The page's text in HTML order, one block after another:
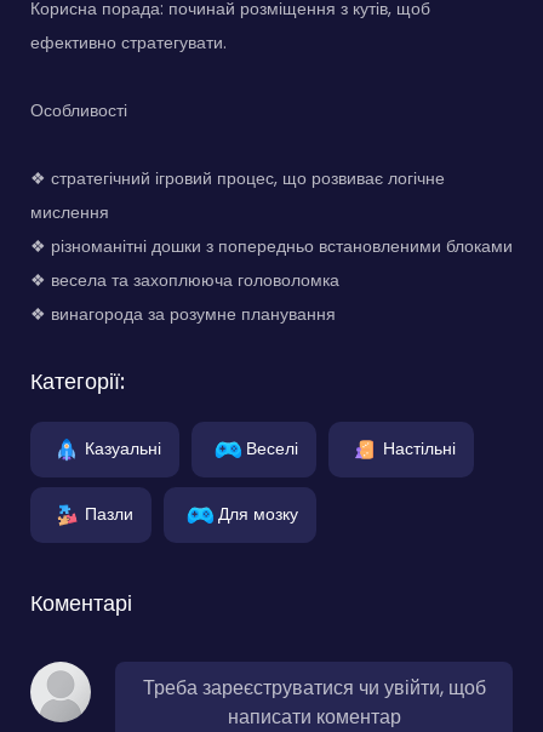
Корисна порада: починай розміщення з кутів, щоб
ефективно стратегувати.
Особливості
❖ стратегічний ігровий процес, що розвиває логічне
мислення
❖ різноманітні дошки з попередньо встановленими блоками
❖ весела та захоплююча головоломка
❖ винагорода за розумне планування
Категорії:
Казуальні Веселі Настільні
Пазли Для мозку
Коментарі
Треба зареєструватися чи увійти, щоб
написати коментар